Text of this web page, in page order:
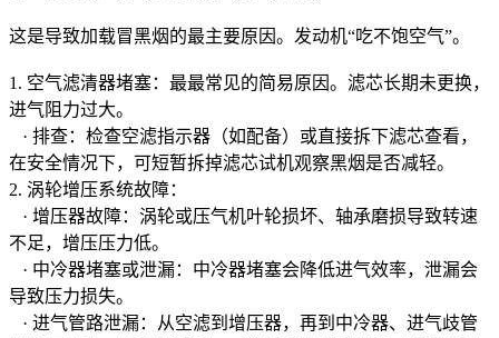
这是导致加载冒黑烟的最主要原因。发动机“吃不饱空气”。
1. 空气滤清器堵塞：最最常见的简易原因。滤芯长期未更换，
进气阻力过大。
· 排查：检查空滤指示器（如配备）或直接拆下滤芯查看，
在安全情况下，可短暂拆掉滤芯试机观察黑烟是否减轻。
2. 涡轮增压系统故障：
· 增压器故障：涡轮或压气机叶轮损坏、轴承磨损导致转速
不足，增压压力低。
· 中冷器堵塞或泄漏：中冷器堵塞会降低进气效率，泄漏会
导致压力损失。
· 进气管路泄漏：从空滤到增压器，再到中冷器、进气歧管